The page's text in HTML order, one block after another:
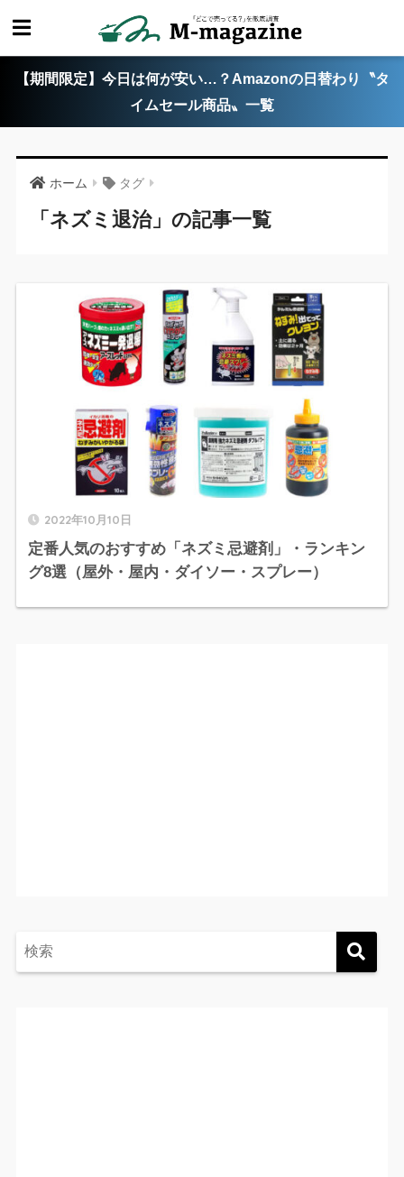
【期間限定】今日は何が安い…？Amazonの日替わり〝タ
イムセール商品〟一覧
ホーム タグ
「ネズミ退治」の記事一覧
2022年10月10日
定番人気のおすすめ「ネズミ忌避剤」・ランキン
グ8選（屋外・屋内・ダイソー・スプレー）